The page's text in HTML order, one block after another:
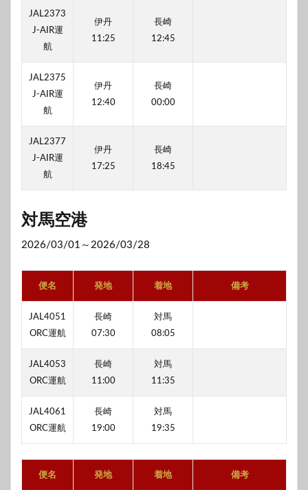
JAL2373
J-AIR運
航
伊丹
11:25
長崎
12:45
JAL2375
J-AIR運
航
伊丹
12:40
長崎
00:00
JAL2377
J-AIR運
航
伊丹
17:25
長崎
18:45
対馬空港
2026/03/01～2026/03/28
便名 発地 着地 備考
JAL4051
ORC運航
長崎
07:30
対馬
08:05
JAL4053
ORC運航
長崎
11:00
対馬
11:35
JAL4061
ORC運航
長崎
19:00
対馬
19:35
便名 発地 着地 備考